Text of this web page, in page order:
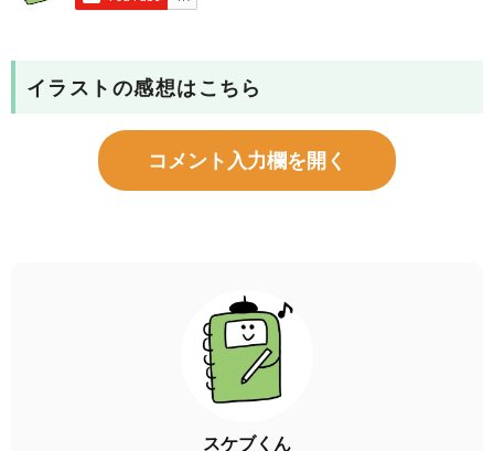
イラストの感想はこちら
コメント入力欄を開く
スケブくん